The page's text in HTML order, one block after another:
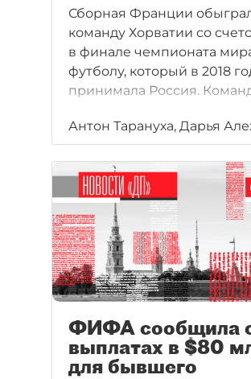
Сборная Франции
команду Хорватии со
в финале чемпионата
футболу, который в 2018
принимала Россия.
второй раз в истории - в
прошлый раз она
главный трофей
первенства в 1998 году.
Антон Тарануха, Дарья
ФИФА сообщила
выплатах в $80
для бывшего